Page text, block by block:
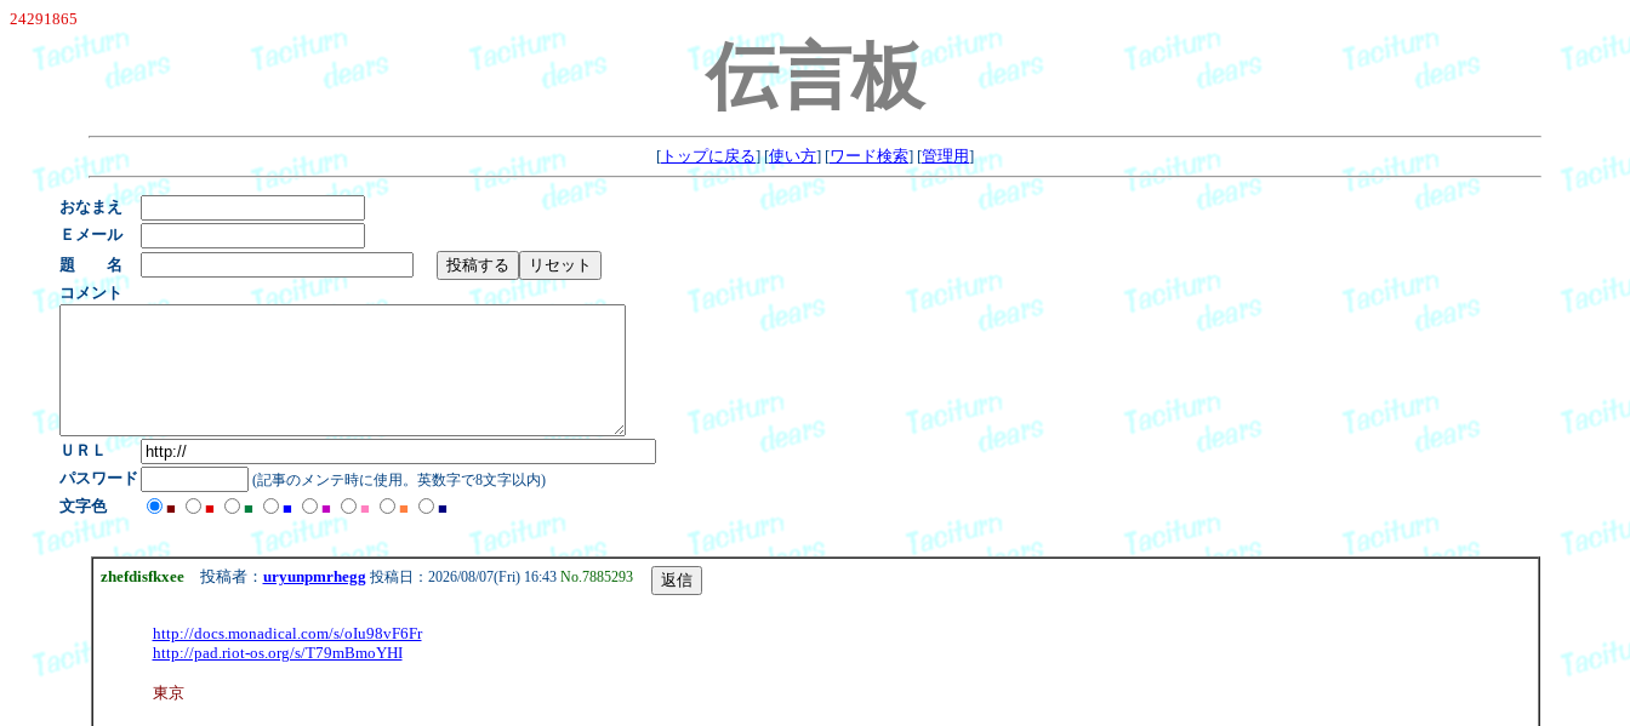
24291865
伝言板
[ トップに戻る] [使い方] [ワード検索] [管理用]
おなまえ
Ｅメール
題 名
コメント
ＵＲＬ
パスワード
(記事のメンテ時に使用。英数字で8文字以内)
文字色 ■ ■ ■ ■ ■ ■ ■ ■
zhefdisfkxee投稿者： uryunpmrhegg 投稿日：2026/08/07(Fri) 16:43 No.7885293
http://docs.monadical.com/s/oIu98vF6Fr
http://pad.riot-os.org/s/T79mBmoYHI
東京